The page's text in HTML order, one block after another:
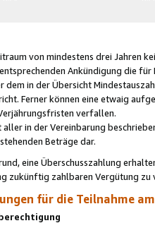
von mindestens drei Jahren
Ankündigung die
dem in der Übersicht
Ferner können eine etwaig
verfallen.
aller in der Vereinbarung
Beträge dar.
eine Überschusszahlung
zukünftig zahlbaren Vergütung zu
für die Teilnahme